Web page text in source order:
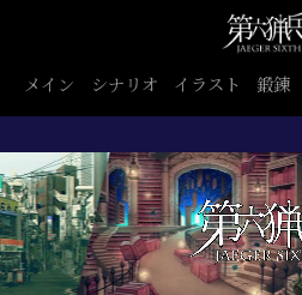
メイン シナリオ イラスト 鍛錬
団員募集中